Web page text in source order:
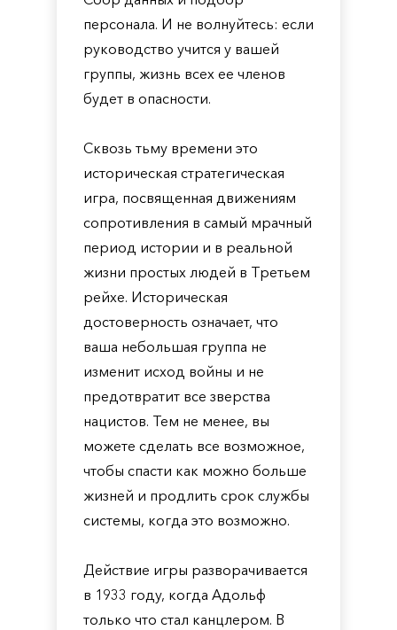
персонала. И не волнуйтесь: если
руководство учится у вашей
группы, жизнь всех ее членов
будет в опасности.
Сквозь тьму времени это
историческая стратегическая
игра, посвященная движениям
сопротивления в самый мрачный
период истории и в реальной
жизни простых людей в Третьем
рейхе. Историческая
достоверность означает, что
ваша небольшая группа не
изменит исход войны и не
предотвратит все зверства
нацистов. Тем не менее, вы
можете сделать все возможное,
чтобы спасти как можно больше
жизней и продлить срок службы
системы, когда это возможно.
Действие игры разворачивается
в 1933 году, когда Адольф
только что стал канцлером. В